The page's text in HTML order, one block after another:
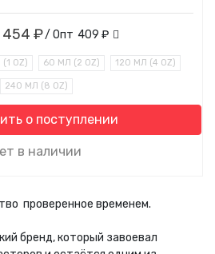
454 ₽/ Опт 409 ₽
OZ) 60 МЛ (2 OZ) 120 МЛ (4 OZ)
240 МЛ (8 OZ)
о поступлении
в наличии
проверенное временем.
бренд, который завоевал